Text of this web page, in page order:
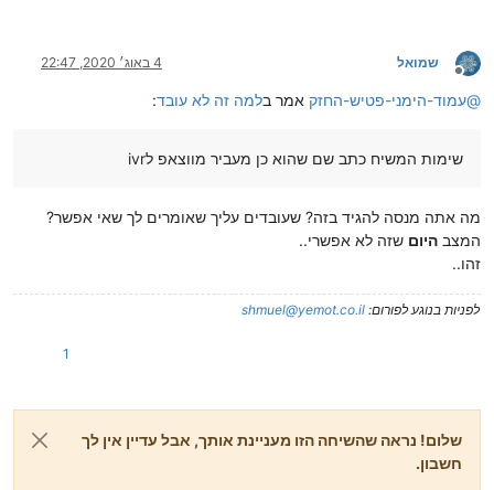
מנותק
שמואל 4 באוג׳ 2020, 22:47
@עמוד-הימני-פטיש-החזק אמר בלמה זה לא עובד:
שימות המשיח כתב שם שהוא כן מעביר מווצאפ לivr
מה אתה מנסה להגיד בזה? שעובדים עליך שאומרים לך שאי אפשר?
המצב היום שזה לא אפשרי..
זהו..
לפניות בנוגע לפורום: shmuel@yemot.co.il
1
שלום! נראה שהשיחה הזו מעניינת אותך, אבל עדיין אין לך
חשבון.